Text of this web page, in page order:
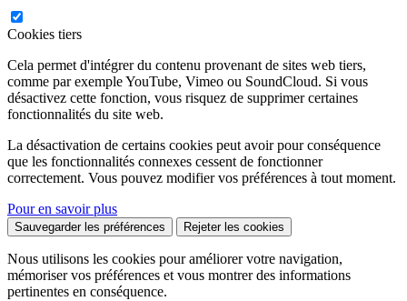
Cookies tiers
Cela permet d'intégrer du contenu provenant de sites web tiers,
comme par exemple YouTube, Vimeo ou SoundCloud. Si vous
désactivez cette fonction, vous risquez de supprimer certaines
fonctionnalités du site web.
La désactivation de certains cookies peut avoir pour conséquence
que les fonctionnalités connexes cessent de fonctionner
correctement. Vous pouvez modifier vos préférences à tout moment.
Pour en savoir plus
Sauvegarder les préférences Rejeter les cookies
Nous utilisons les cookies pour améliorer votre navigation,
mémoriser vos préférences et vous montrer des informations
pertinentes en conséquence.